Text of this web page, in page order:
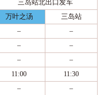
三岛站北出口发车
万叶之汤
三岛站
–
–
–
–
–
–
11:00
11:30
–
–